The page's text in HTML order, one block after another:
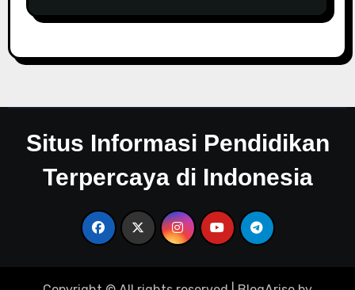
Situs Informasi Pendidikan
Terpercaya di Indonesia